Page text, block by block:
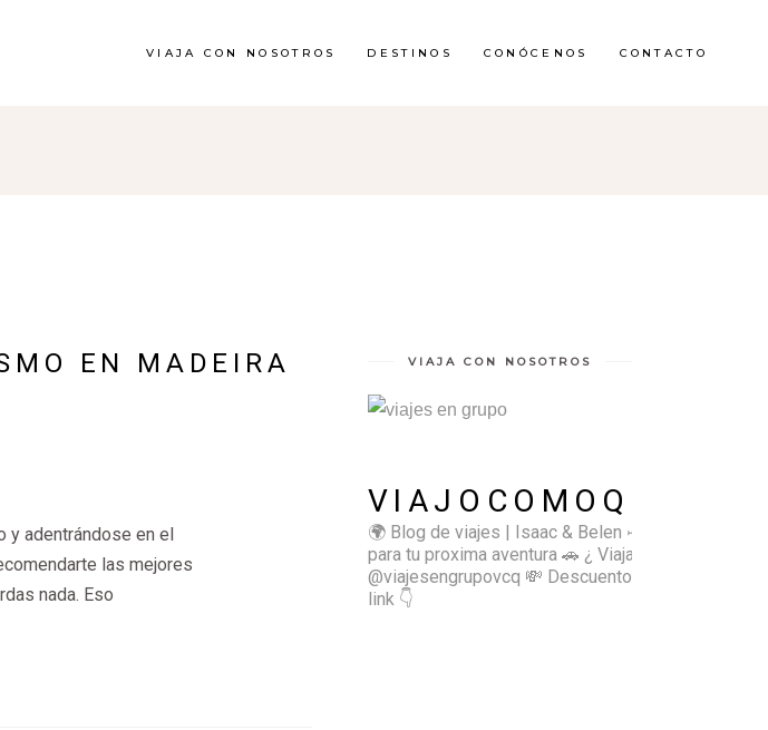
VIAJA CON NOSOTROS DESTINOS CONÓCENOS CONTACTO
EN MADEIRA
y adentrándose en el
las mejores
nada. Eso
VIAJA CON NOSOTROS
VIAJOCOMOQUIERO
🌍 Blog de viajes | Isaac & Belen ✈️ Inspírate
para tu proxima aventura 🚗 ¿ Viajas sol@? 👉🏻
@viajesengrupovcq 💸 Descuentos y tips en el
link 👇